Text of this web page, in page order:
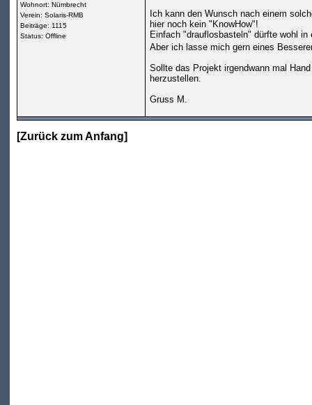
Wohnort: Nümbrecht
Verein: Solaris-RMB
Beiträge: 1115
Status: Offline
Ich kann den Wunsch nach einem
hier noch kein "KnowHow"!
Einfach "drauflosbasteln" dürfte wohl
Aber ich lasse mich gern eines
Sollte das Projekt irgendwann mal
herzustellen.
Gruss M.
[Zurück zum Anfang]